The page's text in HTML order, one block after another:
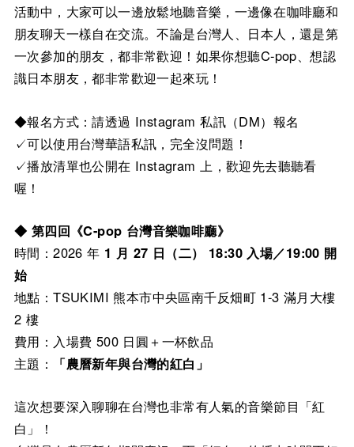
活動中，大家可以一邊放鬆地聽音樂，一邊像在咖啡廳和
朋友聊天一樣自在交流。不論是台灣人、日本人，還是第
一次參加的朋友，都非常歡迎！如果你想聽C-pop、想認
識日本朋友，都非常歡迎一起來玩！
◆報名方式：請透過 Instagram 私訊（DM）報名
✓可以使用台灣華語私訊，完全沒問題！
✓播放清單也公開在 Instagram 上，歡迎先去聽聽看
喔！
◆ 第四回《C-pop 台灣音樂咖啡廳》
時間：2026 年 1 月 27 日（二） 18:30 入場／19:00 開
始
地點：TSUKIMI 熊本市中央區南千反畑町 1-3 滿月大樓
2 樓
費用：入場費 500 日圓＋一杯飲品
主題：
「農曆新年與台灣的紅白」
這次想要深入聊聊在台灣也非常有人氣的音樂節目「紅
白」！